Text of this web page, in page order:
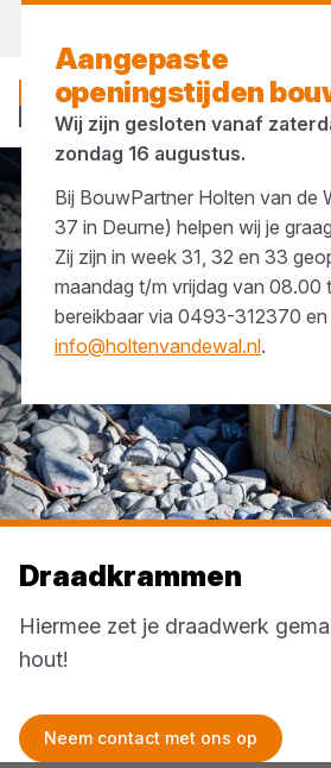
... Draadkrammen
Draadkrammen
Hiermee zet je draadwerk
hout!
Neem contact met ons op
Aangepaste
openingstijden
Wij zijn gesloten vanaf
zondag 16 augustus.
Bij BouwPartner Holten van de
37 in Deurne) helpen wij je
Zij zijn in week 31, 32 en 33
maandag t/m vrijdag van 08.00
bereikbaar via 0493-312370 en
info@holtenvandewal.nl.